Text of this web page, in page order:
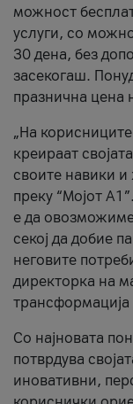
можност
услуги, со
30 дена, без
засекогаш.
празнична цена
„На
креираат
своите навики
преку “Мојот
е да
секој да добие
неговите
директорка на
Со најновата
потврдува
иновативни,